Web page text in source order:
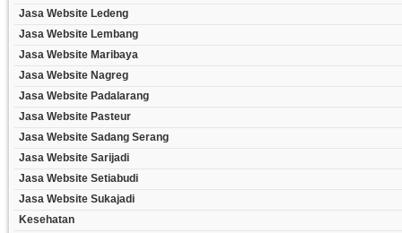
Jasa Website Ledeng
Jasa Website Lembang
Jasa Website Maribaya
Jasa Website Nagreg
Jasa Website Padalarang
Jasa Website Pasteur
Jasa Website Sadang Serang
Jasa Website Sarijadi
Jasa Website Setiabudi
Jasa Website Sukajadi
Kesehatan